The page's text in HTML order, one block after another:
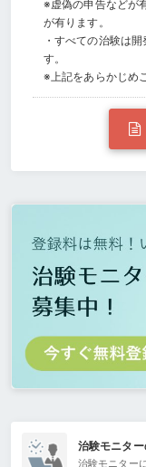
※虚偽の申告などが
が有ります。
・すべての治験は
す。
※上記をあらかじめ
治験モニタ
治験モニター